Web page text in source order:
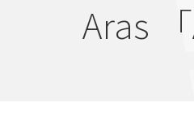
Aras